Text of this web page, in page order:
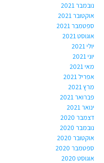
נובמבר 2021
אוקטובר 2021
ספטמבר 2021
אוגוסט 2021
יולי 2021
יוני 2021
מאי 2021
אפריל 2021
מרץ 2021
פברואר 2021
ינואר 2021
דצמבר 2020
נובמבר 2020
אוקטובר 2020
ספטמבר 2020
אוגוסט 2020